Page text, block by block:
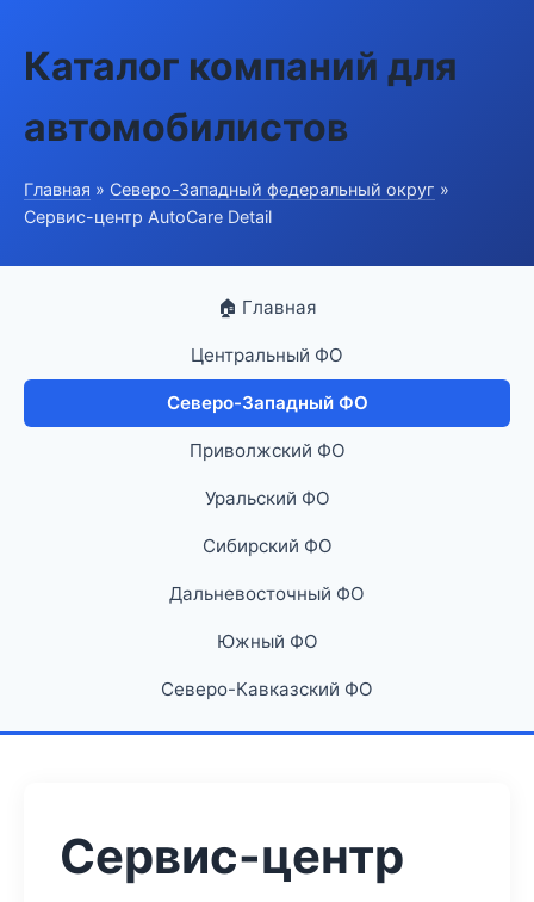
Каталог компаний для
автомобилистов
Главная » Северо-Западный федеральный округ »
Сервис-центр AutoCare Detail
🏠 Главная
Центральный ФО
Северо-Западный ФО
Приволжский ФО
Уральский ФО
Сибирский ФО
Дальневосточный ФО
Южный ФО
Северо-Кавказский ФО
Сервис-центр